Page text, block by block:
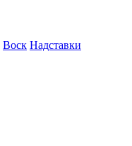
Воск Надставки